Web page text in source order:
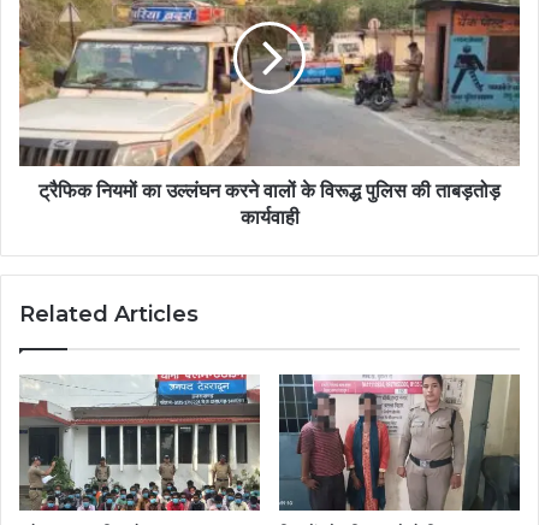
ट्रैफिक नियमों का उल्लंघन करने वालों के विरूद्ध पुलिस की ताबड़तोड़
कार्यवाही
Related Articles